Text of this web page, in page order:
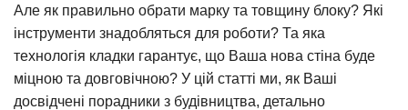
Але як правильно обрати марку та товщину блоку? Які
інструменти знадобляться для роботи? Та яка
технологія кладки гарантує, що Ваша нова стіна буде
міцною та довговічною? У цій статті ми, як Ваші
досвідчені порадники з будівництва, детально